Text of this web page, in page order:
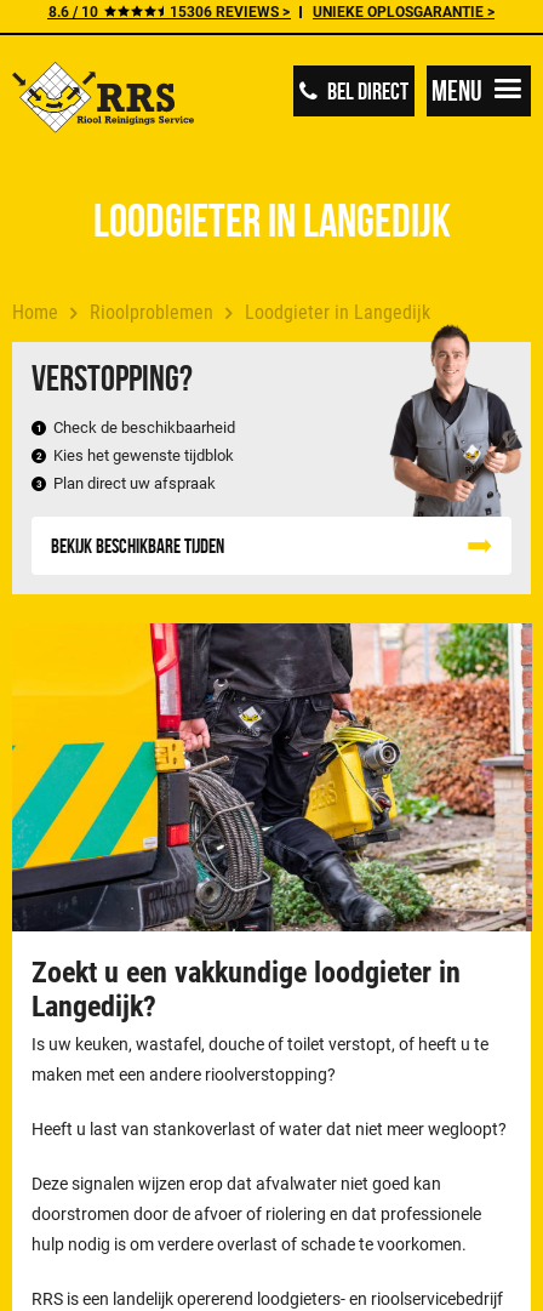
8.6 / 10 15306 REVIEWS > UNIEKE OPLOSGARANTIE >
BEL DIRECT Menu
Home Rioolproblemen Loodgieter in Langedijk
Verstopping?
Check de beschikbaarheid
Kies het gewenste tijdblok
Plan direct uw afspraak
Bekijk beschikbare tijden
Loodgieter in Langedijk
Zoekt u een vakkundige loodgieter in
Langedijk?
Is uw keuken, wastafel, douche of toilet verstopt, of heeft u te
maken met een andere rioolverstopping?
Heeft u last van stankoverlast of water dat niet meer wegloopt?
Deze signalen wijzen erop dat afvalwater niet goed kan
doorstromen door de afvoer of riolering en dat professionele
hulp nodig is om verdere overlast of schade te voorkomen.
RRS is een landelijk opererend loodgieters- en rioolservicebedrijf